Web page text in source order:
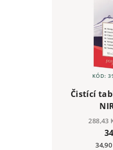
Čistící
288,43
KÓD: